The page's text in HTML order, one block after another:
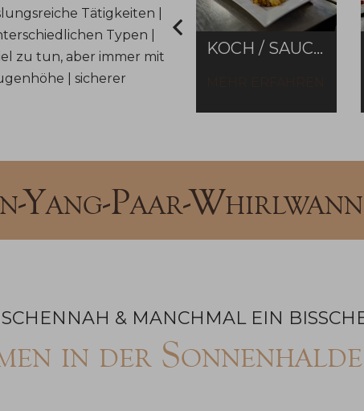
Tätigkeiten |
Typen |
zu tun, aber immer mit
| sicherer
KOCH / SAUCIER (M/W/D)
Yang-Paar-
& MANCHMAL EIN
in der